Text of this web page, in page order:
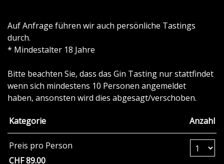
Auf Anfrage führen wir auch persönliche Tastings
durch.
* Mindestalter 18 Jahre
Bitte beachten Sie, dass das Gin Tasting nur stattfindet
wenn sich mindestens 10 Personen angemeldet
haben, ansonsten wird dies abgesagt/verschoben.
Kategorie Anzahl
Preis pro Person
CHF 89.00
Anzahl Tickets